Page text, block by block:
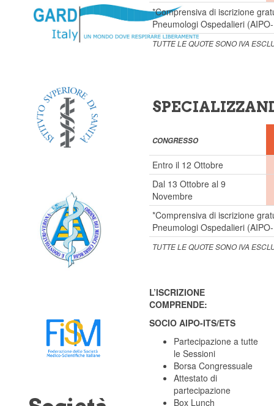
*Comprensiva di iscrizione
Pneumologi Ospedalieri
TUTTE LE QUOTE SONO IVA
CONGRESSO
Entro il 12 Ottobre
Dal 13 Ottobre al 9
Novembre
*Comprensiva di iscrizione
Pneumologi Ospedalieri
TUTTE LE QUOTE SONO IVA
L’ISCRIZIONE
COMPRENDE:
SOCIO AIPO-ITS/ETS
Partecipazione a tutte
le Sessioni
Borsa Congressuale
Attestato di
partecipazione
Box Lunch